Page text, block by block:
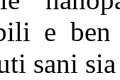
e
sani